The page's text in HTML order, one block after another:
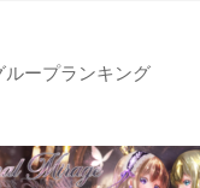
ループランキング